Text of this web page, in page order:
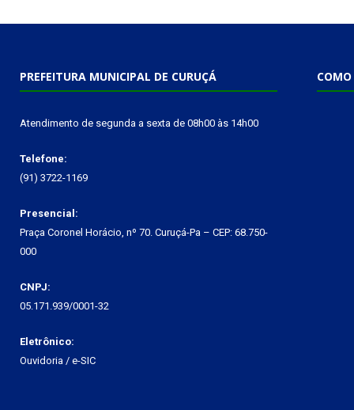
PREFEITURA MUNICIPAL DE CURUÇÁ
Atendimento de segunda a sexta de 08h00 às 14h00
Telefone:
(91) 3722-1169
Presencial:
Praça Coronel Horácio, nº 70. Curuçá-Pa – CEP: 68.750-
000
CNPJ:
05.171.939/0001-32
Eletrônico:
Ouvidoria / e-SIC
COMO